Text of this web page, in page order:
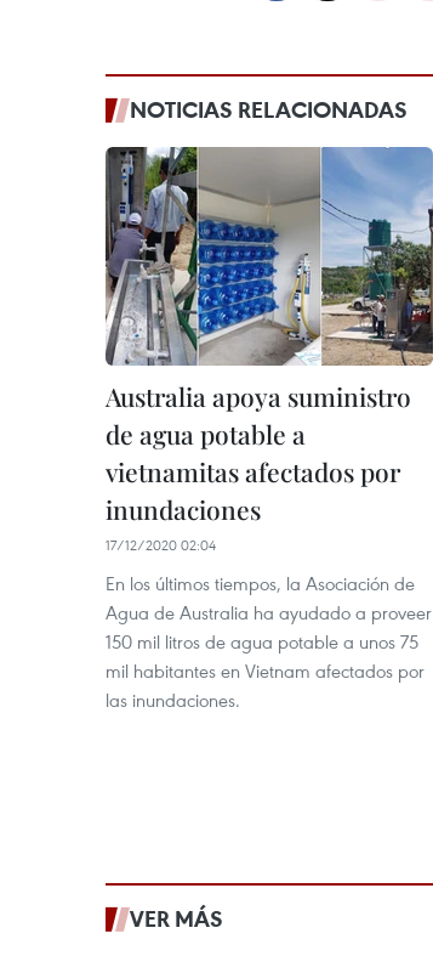
NOTICIAS RELACIONADAS
Australia apoya suministro
de agua potable a
vietnamitas afectados por
inundaciones
17/12/2020 02:04
En los últimos tiempos, la Asociación de
Agua de Australia ha ayudado a proveer
150 mil litros de agua potable a unos 75
mil habitantes en Vietnam afectados por
las inundaciones.
VER MÁS